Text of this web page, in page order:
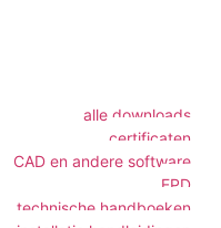
alle downloads
certificaten
CAD en andere software
EPD
technische handboeken